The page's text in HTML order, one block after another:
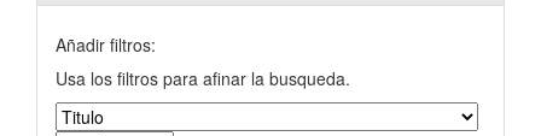
Añadir filtros:
Usa los filtros para afinar la busqueda.